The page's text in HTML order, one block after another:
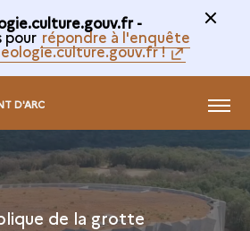
-
pour répondre à l'enquête
!
D'ARC MENU
de la grotte